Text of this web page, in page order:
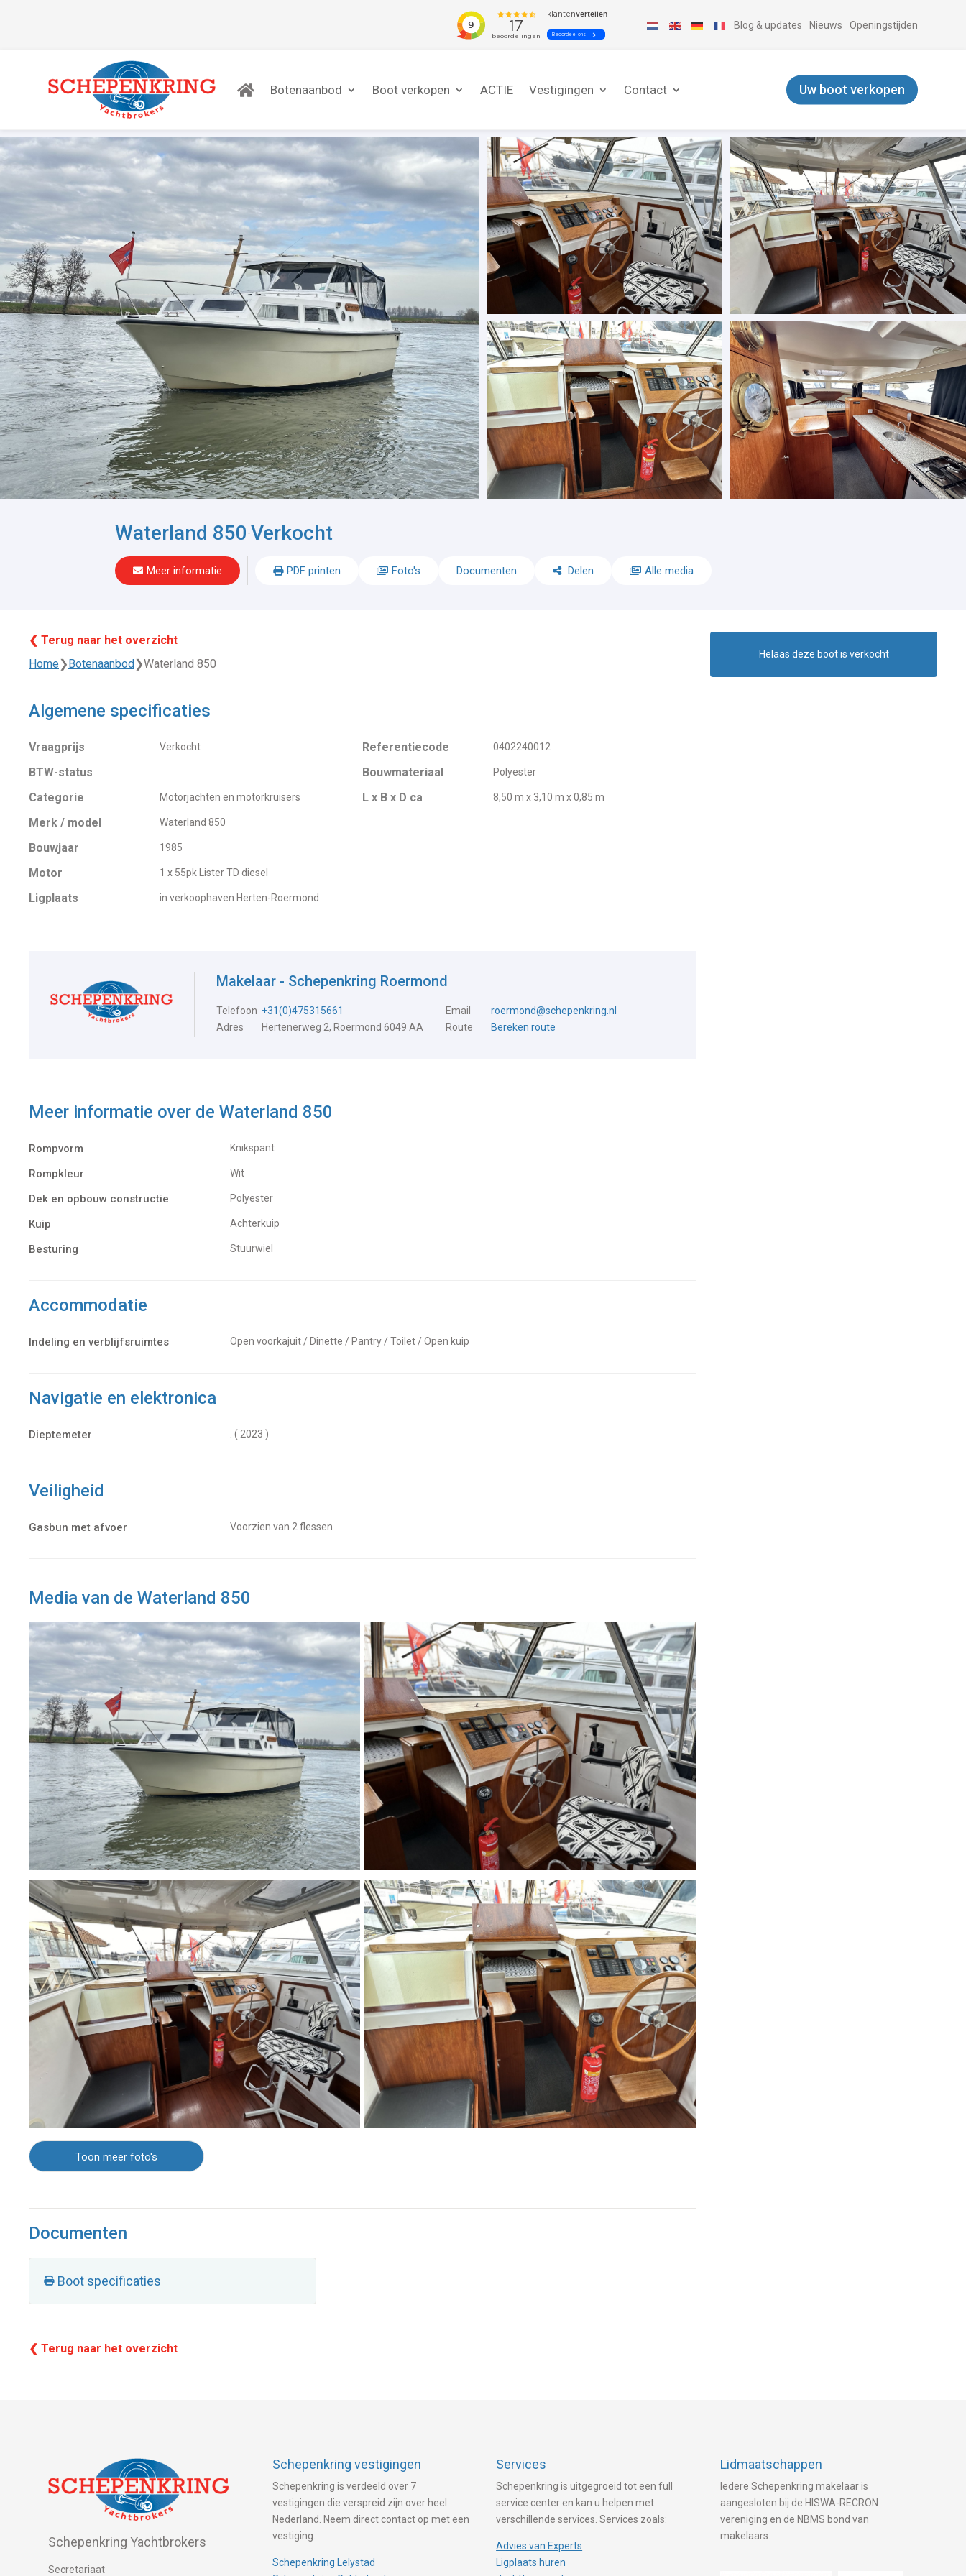
Blog & updates Nieuws Openingstijden
Botenaanbod Boot verkopen ACTIE Vestigingen Contact Uw boot verkopen
Waterland 850-Verkocht
Meer informatie PDF printen Foto's Documenten Delen Alle media
❮ Terug naar het overzicht
Home❯Botenaanbod❯Waterland 850
Algemene specificaties
Vraagprijs Verkocht
BTW-status
Categorie
Motorjachten en motorkruisers
Merk / model Waterland 850
Bouwjaar 1985
Motor 1 x 55pk Lister TD diesel
Ligplaats in verkoophaven Herten-Roermond
Referentiecode 0402240012
Bouwmateriaal Polyester
L x B x D ca 8,50 m x 3,10 m x 0,85 m
Makelaar - Schepenkring Roermond
Telefoon +31(0)475315661 Email
roermond@schepenkring.nl
Adres
Hertenerweg 2, Roermond 6049 AA Route Bereken route
Meer informatie over de Waterland 850
Rompvorm Knikspant
Rompkleur Wit
Dek en opbouw constructie Polyester
Kuip Achterkuip
Besturing Stuurwiel
Accommodatie
Indeling en verblijfsruimtes Open voorkajuit / Dinette / Pantry / Toilet / Open kuip
Navigatie en elektronica
Dieptemeter . ( 2023 )
Veiligheid
Gasbun met afvoer voorzien van 2 flessen
Media van de Waterland 850
Toon meer foto's
Documenten
Boot specificaties
❮ Terug naar het overzicht
Helaas deze boot is verkocht
Schepenkring Yachtbrokers
Secretariaat
Schepenkring vestigingen
Schepenkring is verdeeld over 7
vestigingen die verspreid zijn over heel
Nederland. Neem direct contact op met een
vestiging.
Schepenkring Lelystad
Services
Schepenkring is uitgegroeid tot een full
service center en kan u helpen met
verschillende services. Services zoals:
Advies van Experts
Ligplaats huren
Lidmaatschappen
Iedere Schepenkring makelaar is
aangesloten bij de HISWA-RECRON
vereniging en de NBMS bond van
makelaars.